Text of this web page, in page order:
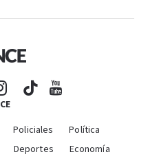
Policiales
Política
Deportes
Economía